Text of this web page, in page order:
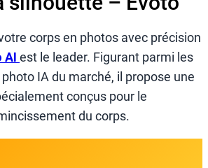
corps en photos avec précision
AI est le leader. Figurant parmi les
IA du marché, il propose une
conçus pour le
du corps.